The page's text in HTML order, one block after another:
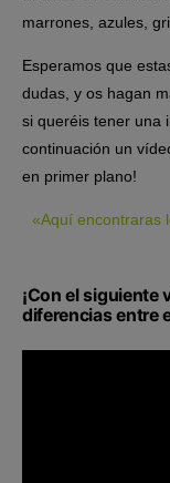
marrones, azules,
Esperamos que
dudas, y os hagan
si queréis tener una
continuación un
en primer plano!
«Aquí encontraras
¡Con el siguiente
diferencias entre